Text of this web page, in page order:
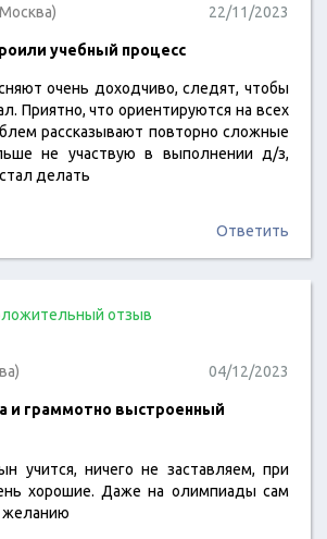
22/11/2023
учебный процесс
очень доходчиво, следят, чтобы
Приятно, что ориентируются на всех
рассказывают повторно сложные
не участвую в выполнении д/з,
делать
Ответить
отзыв
04/12/2023
и граммотно выстроенный
учится, ничего не заставляем, при
хорошие. Даже на олимпиады сам
желанию